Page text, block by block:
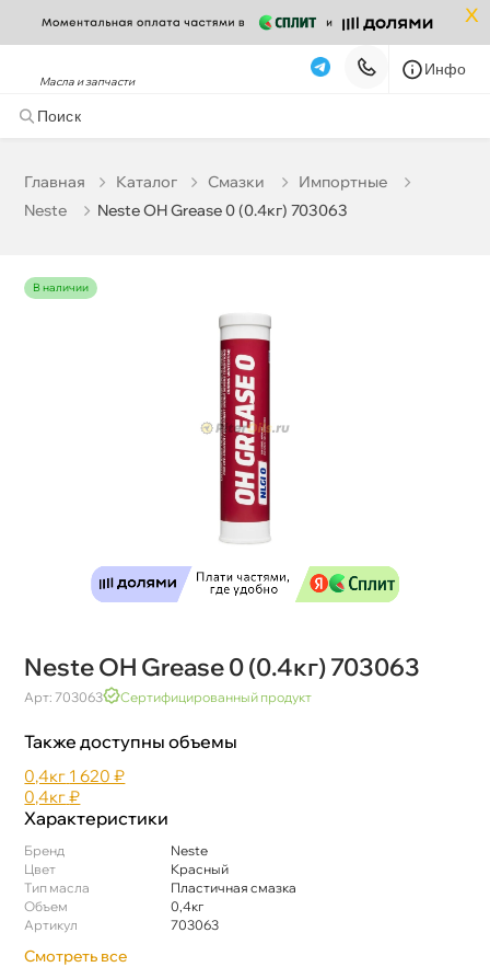
x
Масла и запчасти
Инфо
Главная Катало Смазки
Импортные
Neste
Neste OH Grease 0 (0.4кг) 703063
наличии
Neste OH Grease 0 (0.4кг) 703063
Арт: 703063 Сертифицированный продукт
Также доступны объемы
0,4к 1 620 ₽
0,4к₽
Характеристики
Бренд
Neste
Цвет
Красный
Тип масла
Пластичная смазка
Объем
0,4к
Артикул
703063
Смотреть все